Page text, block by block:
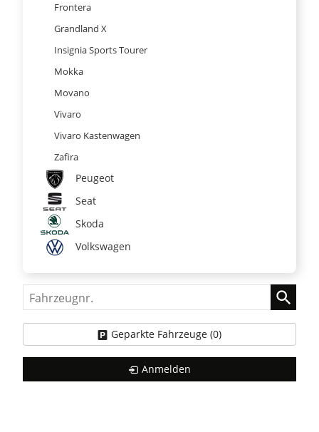
Frontera
Grandland X
Insignia Sports Tourer
Mokka
Movano
Vivaro
Vivaro Kastenwagen
Zafira
Peugeot
Seat
Skoda
Volkswagen
Fahrzeugnr.
Geparkte Fahrzeuge (0)
Anmelden